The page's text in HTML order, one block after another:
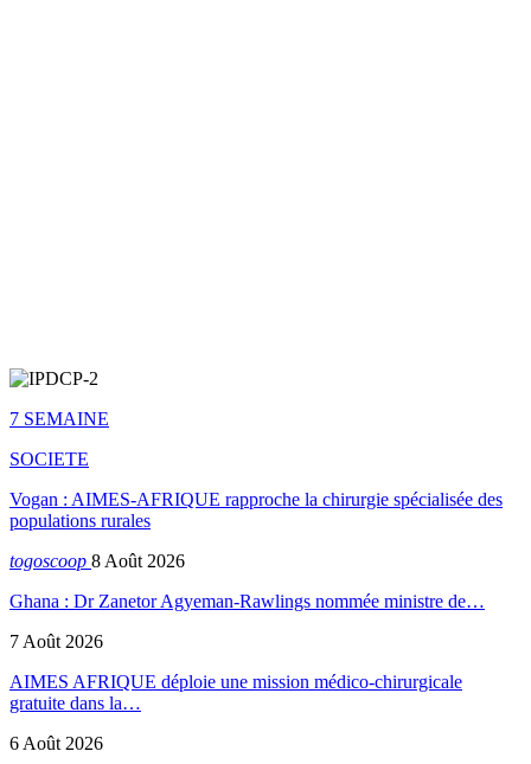
7 SEMAINE
SOCIETE
Vogan : AIMES-AFRIQUE rapproche la chirurgie spécialisée des
populations rurales
togoscoop 8 Août 2026
Ghana : Dr Zanetor Agyeman-Rawlings nommée ministre de…
7 Août 2026
AIMES AFRIQUE déploie une mission médico-chirurgicale
gratuite dans la…
6 Août 2026